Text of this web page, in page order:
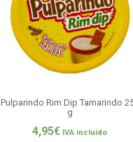
Pulparindo Rim Dip Tamarindo
g
4,95€ IVA incluido